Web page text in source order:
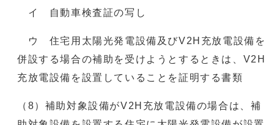
イ 自動車検査証の写し
ウ 住宅用太陽光発電設備及びV2H充放電設備を
併設する場合の補助を受けようとするときは、V2H
充放電設備を設置していることを証明する書類
（8）補助対象設備がV2H充放電設備の場合は、補